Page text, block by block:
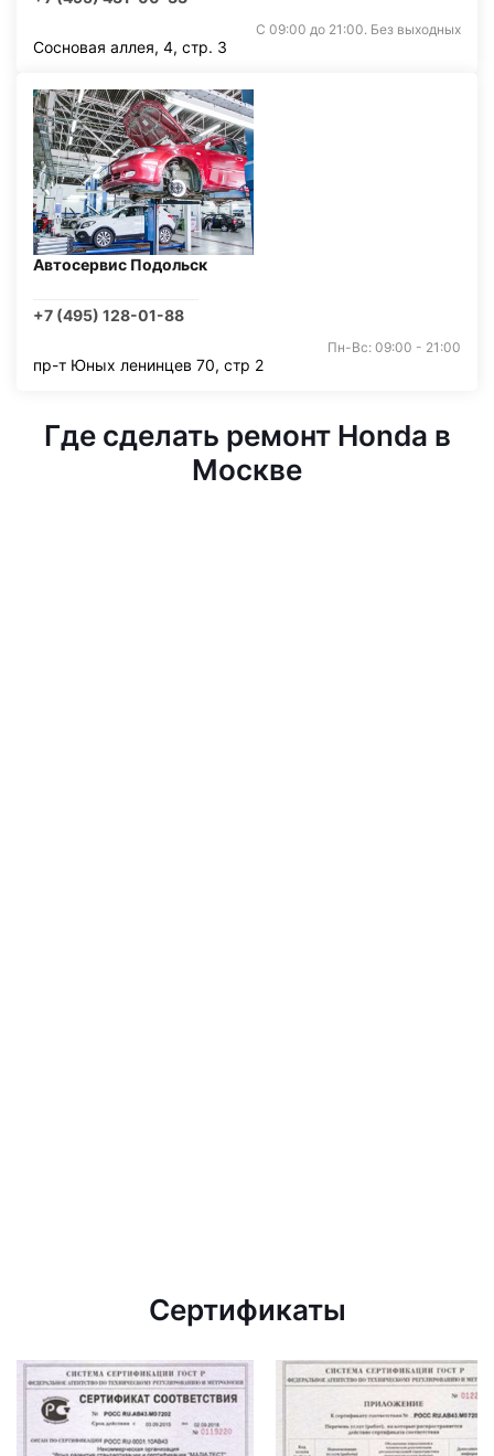
С 09:00 до 21:00. Без выходных
Сосновая аллея, 4, стр. 3
Автосервис Подольск
+7 (495) 128-01-88
Пн-Вс: 09:00 - 21:00
пр-т Юных ленинцев 70, стр 2
Где сделать ремонт Honda в
Москве
Сертификаты